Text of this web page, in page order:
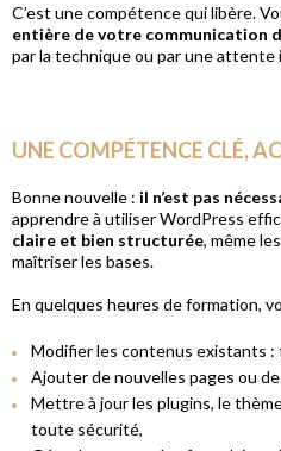
C’est une compétence qui libère.
entière de votre communication
par la technique ou par une attente
UNE COMPÉTENCE CLÉ,
Bonne nouvelle : il n’est pas
apprendre à utiliser WordPress
claire et bien structurée, même
maîtriser les bases.
En quelques heures de formation,
Modifier les contenus existants :
Ajouter de nouvelles pages ou
Mettre à jour les plugins, le
toute sécurité,